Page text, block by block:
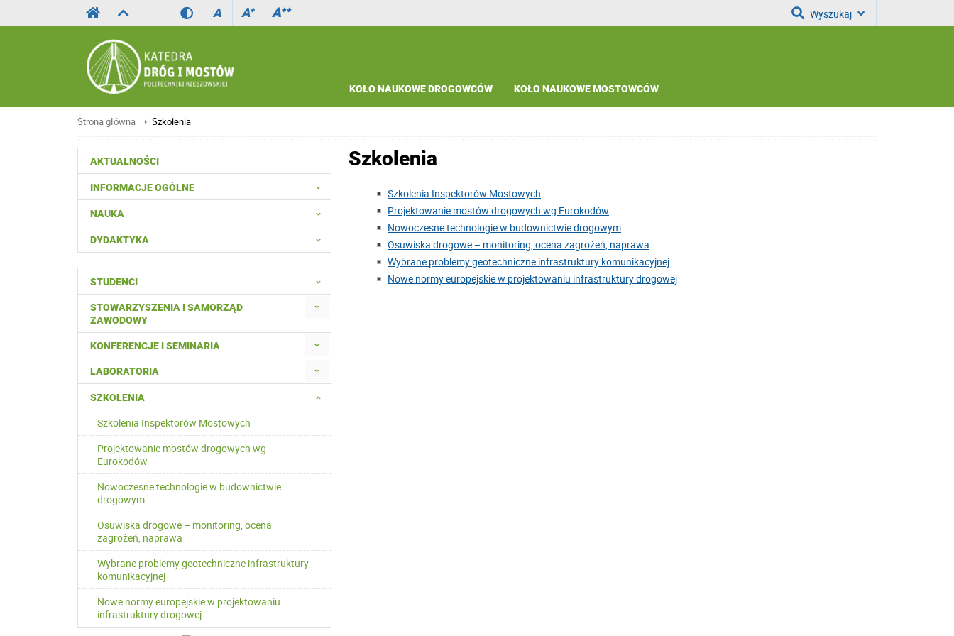
A A+ A++ Wyszukaj
KOŁO NAUKOWE DROGOWCÓW KOŁO NAUKOWE MOSTOWCÓW
Strona główna Szkolenia
AKTUALNOŚCI
INFORMACJE OGÓLNE
NAUKA
DYDAKTYKA
STUDENCI
STOWARZYSZENIA I SAMORZĄD
ZAWODOWY
KONFERENCJE I SEMINARIA
LABORATORIA
SZKOLENIA
Szkolenia Inspektorów Mostowych
Projektowanie mostów drogowych wg
Eurokodów
Nowoczesne technologie w budownictwie
drogowym
Osuwiska drogowe – monitoring, ocena
zagrożeń, naprawa
Wybrane problemy geotechniczne infrastruktury
komunikacyjnej
Nowe normy europejskie w projektowaniu
infrastruktury drogowej
Szkolenia
Szkolenia Inspektorów Mostowych
Projektowanie mostów drogowych wg Eurokodów
Nowoczesne technologie w budownictwie drogowym
Osuwiska drogowe – monitoring, ocena zagrożeń, naprawa
Wybrane problemy geotechniczne infrastruktury komunikacyjnej
Nowe normy europejskie w projektowaniu infrastruktury drogowej